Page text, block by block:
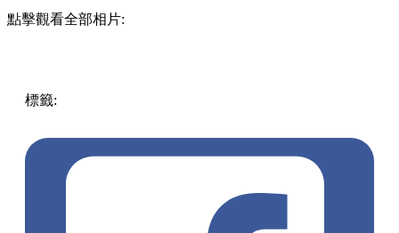
點擊觀看全部相片:
標籤: